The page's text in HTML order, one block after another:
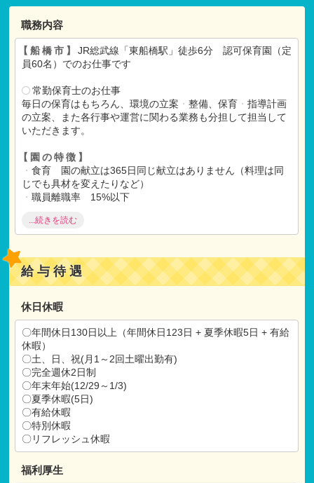
職務内容
【船橋市】 JR総武線「東船橋駅」徒歩6分 認可保育園（定
員60名）でのお仕事です
常勤保育士のお仕事
毎日の保育はもちろん、環境の立案 ・ 整備、保育・ 指導計画
の立案、また各行事や運営に関わる業務も分担して担当して
いただきます。
【園の特徴】
・ 食育 園の献立は365日同じ献立はありません（料理は同
じでも具材を変えたりなど）
・ 職員離職率 15%以下
→ パズルやぬりえから言語やさんすうまで、様々なプロ
グラムを通して基礎力・理解力・学習に対する意欲を身につ
・健康な体づくり
・子どもたち、保護者と信頼関係に構築
【採用担当者からのメッセージ】
大人も子どもも人として関わり合う中で成長していく、そん
な保育園を目指しています。
大変なことも楽しいことも区別なくすべてに一生懸命取り組
むことができる方は、是非そんな保育園作りを一緒に行って
いきましょう。
【研修制度】
...続きを読む
給与待遇
休日休暇
〇年間休日130日以上（年間休日123日 + 夏季休暇5日 + 有給
休暇）
〇土、日、祝(月1～2回土曜出勤有)
〇完全週休2日制
〇年末年始(12/29～1/3)
〇夏季休暇(5日)
〇有給休暇
〇特別休暇
〇リフレッシュ休暇
福利厚生